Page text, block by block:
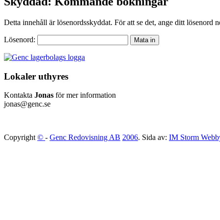
Detta innehåll är lösenordsskyddat. För att se det, ange ditt lösenord
Lösenord:
Lokaler uthyres
Kontakta Jonas för mer information
jonas@genc.se
Copyright © - Genc Redovisning AB 2006. Sida av: IM Storm